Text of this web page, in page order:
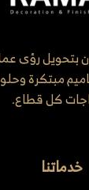
بتحويل رؤى
مبتكرة
كل قطاع.
خدماتنا